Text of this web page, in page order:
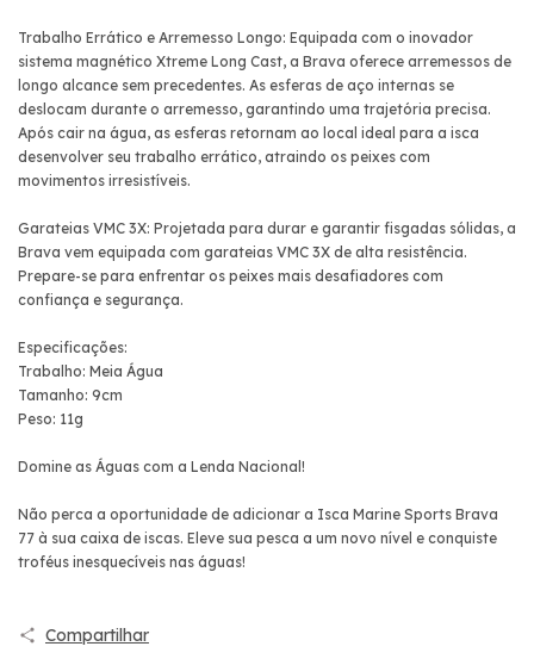
Trabalho Errático e Arremesso Longo: Equipada com o inovador
sistema magnético Xtreme Long Cast, a Brava oferece arremessos de
longo alcance sem precedentes. As esferas de aço internas se
deslocam durante o arremesso, garantindo uma trajetória precisa.
Após cair na água, as esferas retornam ao local ideal para a isca
desenvolver seu trabalho errático, atraindo os peixes com
movimentos irresistíveis.
Garateias VMC 3X: Projetada para durar e garantir fisgadas sólidas, a
Brava vem equipada com garateias VMC 3X de alta resistência.
Prepare-se para enfrentar os peixes mais desafiadores com
confiança e segurança.
Especificações:
Trabalho: Meia Água
Tamanho: 9cm
Peso: 11g
Domine as Águas com a Lenda Nacional!
Não perca a oportunidade de adicionar a Isca Marine Sports Brava
77 à sua caixa de iscas. Eleve sua pesca a um novo nível e conquiste
troféus inesquecíveis nas águas!
Compartilhar